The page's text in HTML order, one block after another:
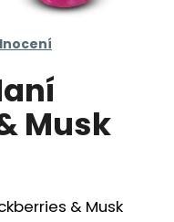
Musk
& Musk